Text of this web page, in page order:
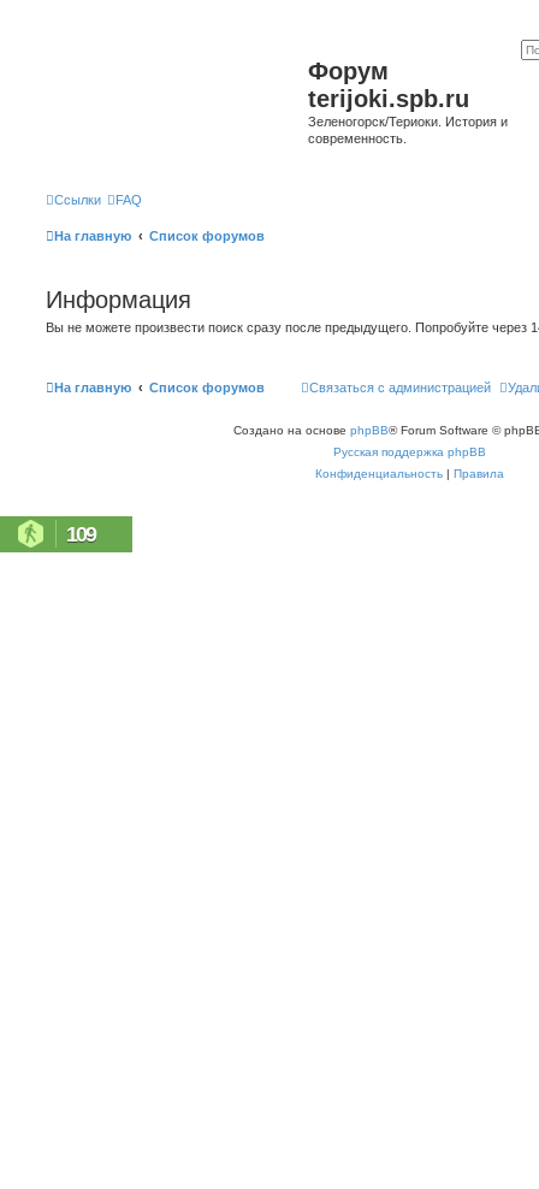
Форум
terijoki.spb.ru
Зеленогорск/Териоки. История и
современность.
Ссылки FAQ
На главную Список форумов
Информация
Вы не можете произвести поиск сразу после предыдущего. Попробуйте через
На главную Список форумов Связаться с администрацией
Создано на основе phpBB® Forum Software ©
Русская поддержка phpBB
Конфиденциальность | Правила
109